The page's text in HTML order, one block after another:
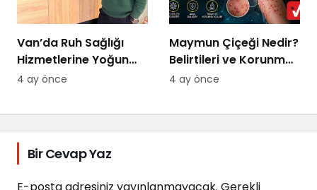
Van’da Ruh Sağlığı
Hizmetlerine Yoğun
Talep: “Randevu
4 ay önce
Maymun Çiçeği Nedir?
Belirtileri ve Korunma
Yolları 2026
4 ay önce
Bir Cevap Yaz
E-posta adresiniz yayınlanmayacak. Gerekli